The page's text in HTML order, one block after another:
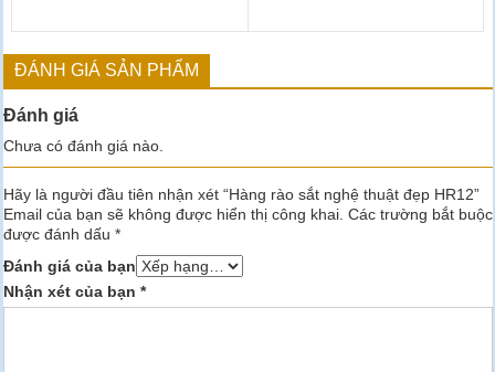
ĐÁNH GIÁ SẢN PHẨM
Đánh giá
Chưa có đánh giá nào.
Hãy là người đầu tiên nhận xét “Hàng rào sắt nghệ thuật đẹp HR12”
Email của bạn sẽ không được hiển thị công khai. Các trường bắt buộc
được đánh dấu *
Đánh giá của bạn
Nhận xét của bạn *